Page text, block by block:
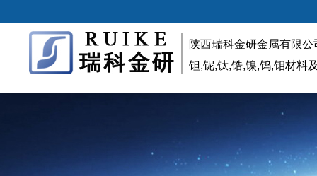
陕西瑞科金研金属有限公
钽,铌,钛,锆,镍,钨,钼材料